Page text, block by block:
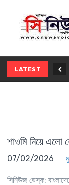
LATEST
শাওমি নিয়ে এলো
07/02/2026
সিনিউজ ডেস্ক: